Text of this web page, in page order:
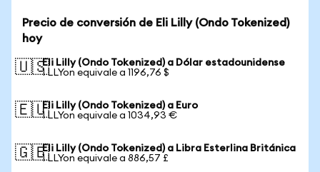
Precio de conversión de Eli Lilly (Ondo Tokenized)
hoy
🇺🇸Eli Lilly (Ondo Tokenized) a Dólar estadounidense
1 LLYon equivale a 1196,76 $
🇪🇺Eli Lilly (Ondo Tokenized) a Euro
1 LLYon equivale a 1034,93 €
🇬🇧Eli Lilly (Ondo Tokenized) a Libra Esterlina Británica
1 LLYon equivale a 886,57 £